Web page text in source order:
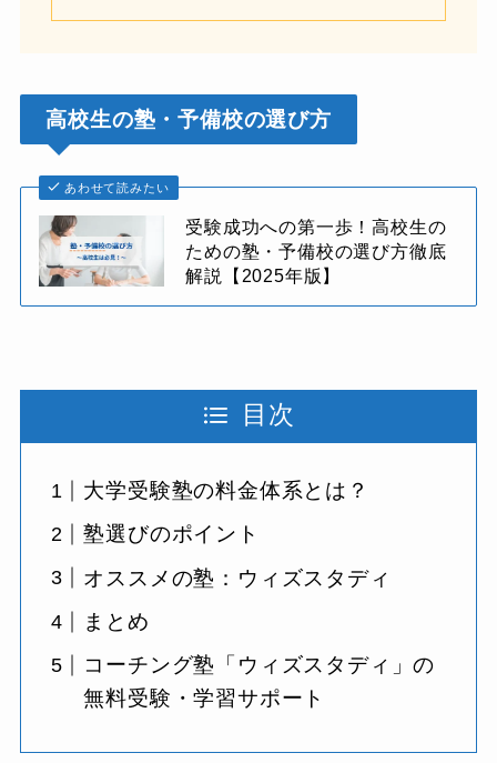
高校生の塾・予備校の選び方
あわせて読みたい
受験成功への第一歩！高校生の
ための塾・予備校の選び方徹底
解説【2025年版】
目次
大学受験塾の料金体系とは？
塾選びのポイント
オススメの塾：ウィズスタディ
まとめ
コーチング塾「ウィズスタディ」の
無料受験・学習サポート